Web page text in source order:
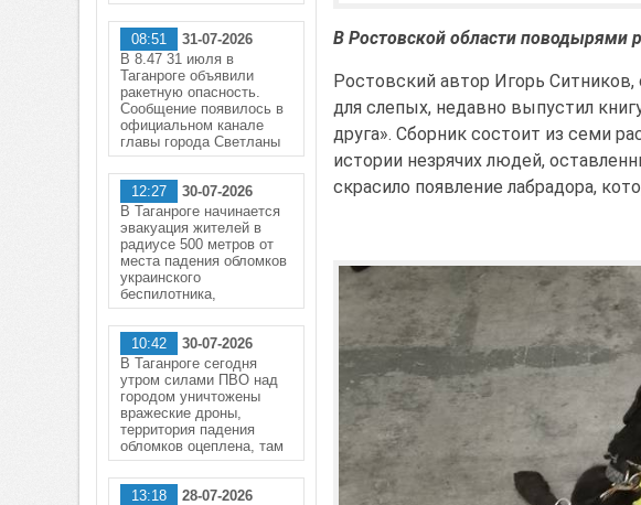
В Ростовской области поводырями
Ростовский автор Игорь Ситников,
для слепых, недавно выпустил
друга». Сборник состоит из семи
истории незрячих людей,
скрасило появление лабрадора,
08:51
31-07-2026
В 8.47 31 июля в
Таганроге объявили
ракетную опасность.
Сообщение появилось в
официальном канале
главы города Светланы
12:27
30-07-2026
В Таганроге начинается
эвакуация жителей в
радиусе 500 метров от
места падения обломков
украинского
беспилотника,
10:42
30-07-2026
В Таганроге сегодня
утром силами ПВО над
городом уничтожены
вражеские дроны,
территория падения
обломков оцеплена, там
13:18
28-07-2026